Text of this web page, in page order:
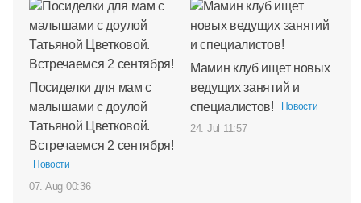
Посиделки для мам с
малышами с доулой
Татьяной Цветковой.
Встречаемся 2 сентября!
Новости
07. Aug 00:36
Мамин клуб ищет новых
ведущих занятий и
специалистов!
Новости
24. Jul 11:57